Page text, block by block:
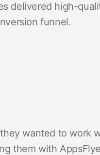
delivered high-
funnel.
wanted to work
them with